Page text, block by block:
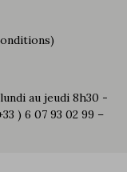
au jeudi 8h30 -
) 6 07 93 02 99 –